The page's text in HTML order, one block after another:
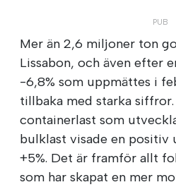
Mer än 2,6 miljoner ton
Lissabon, och även efter
-6,8% som uppmättes i
tillbaka med starka
containerlast som
bulklast visade en positiv
+5%. Det är framför allt
som har skapat en mer